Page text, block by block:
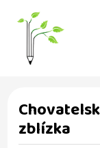
zblízka